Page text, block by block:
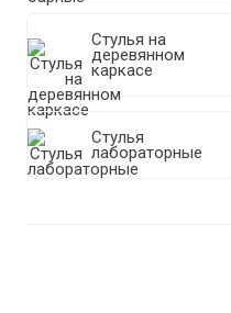
Стулья на
деревянном
каркасе
Стулья
лабораторные